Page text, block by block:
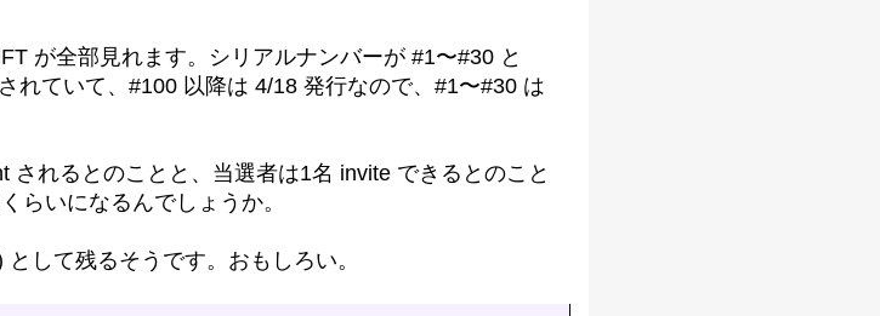
が全部見れます。シリアルナンバーが #1〜#30 と
れていて、#100 以降は 4/18 発行なので、#1〜#30 は
れるとのことと、当選者は1名 invite できるとのこと
らいになるんでしょうか。
して残るそうです。おもしろい。